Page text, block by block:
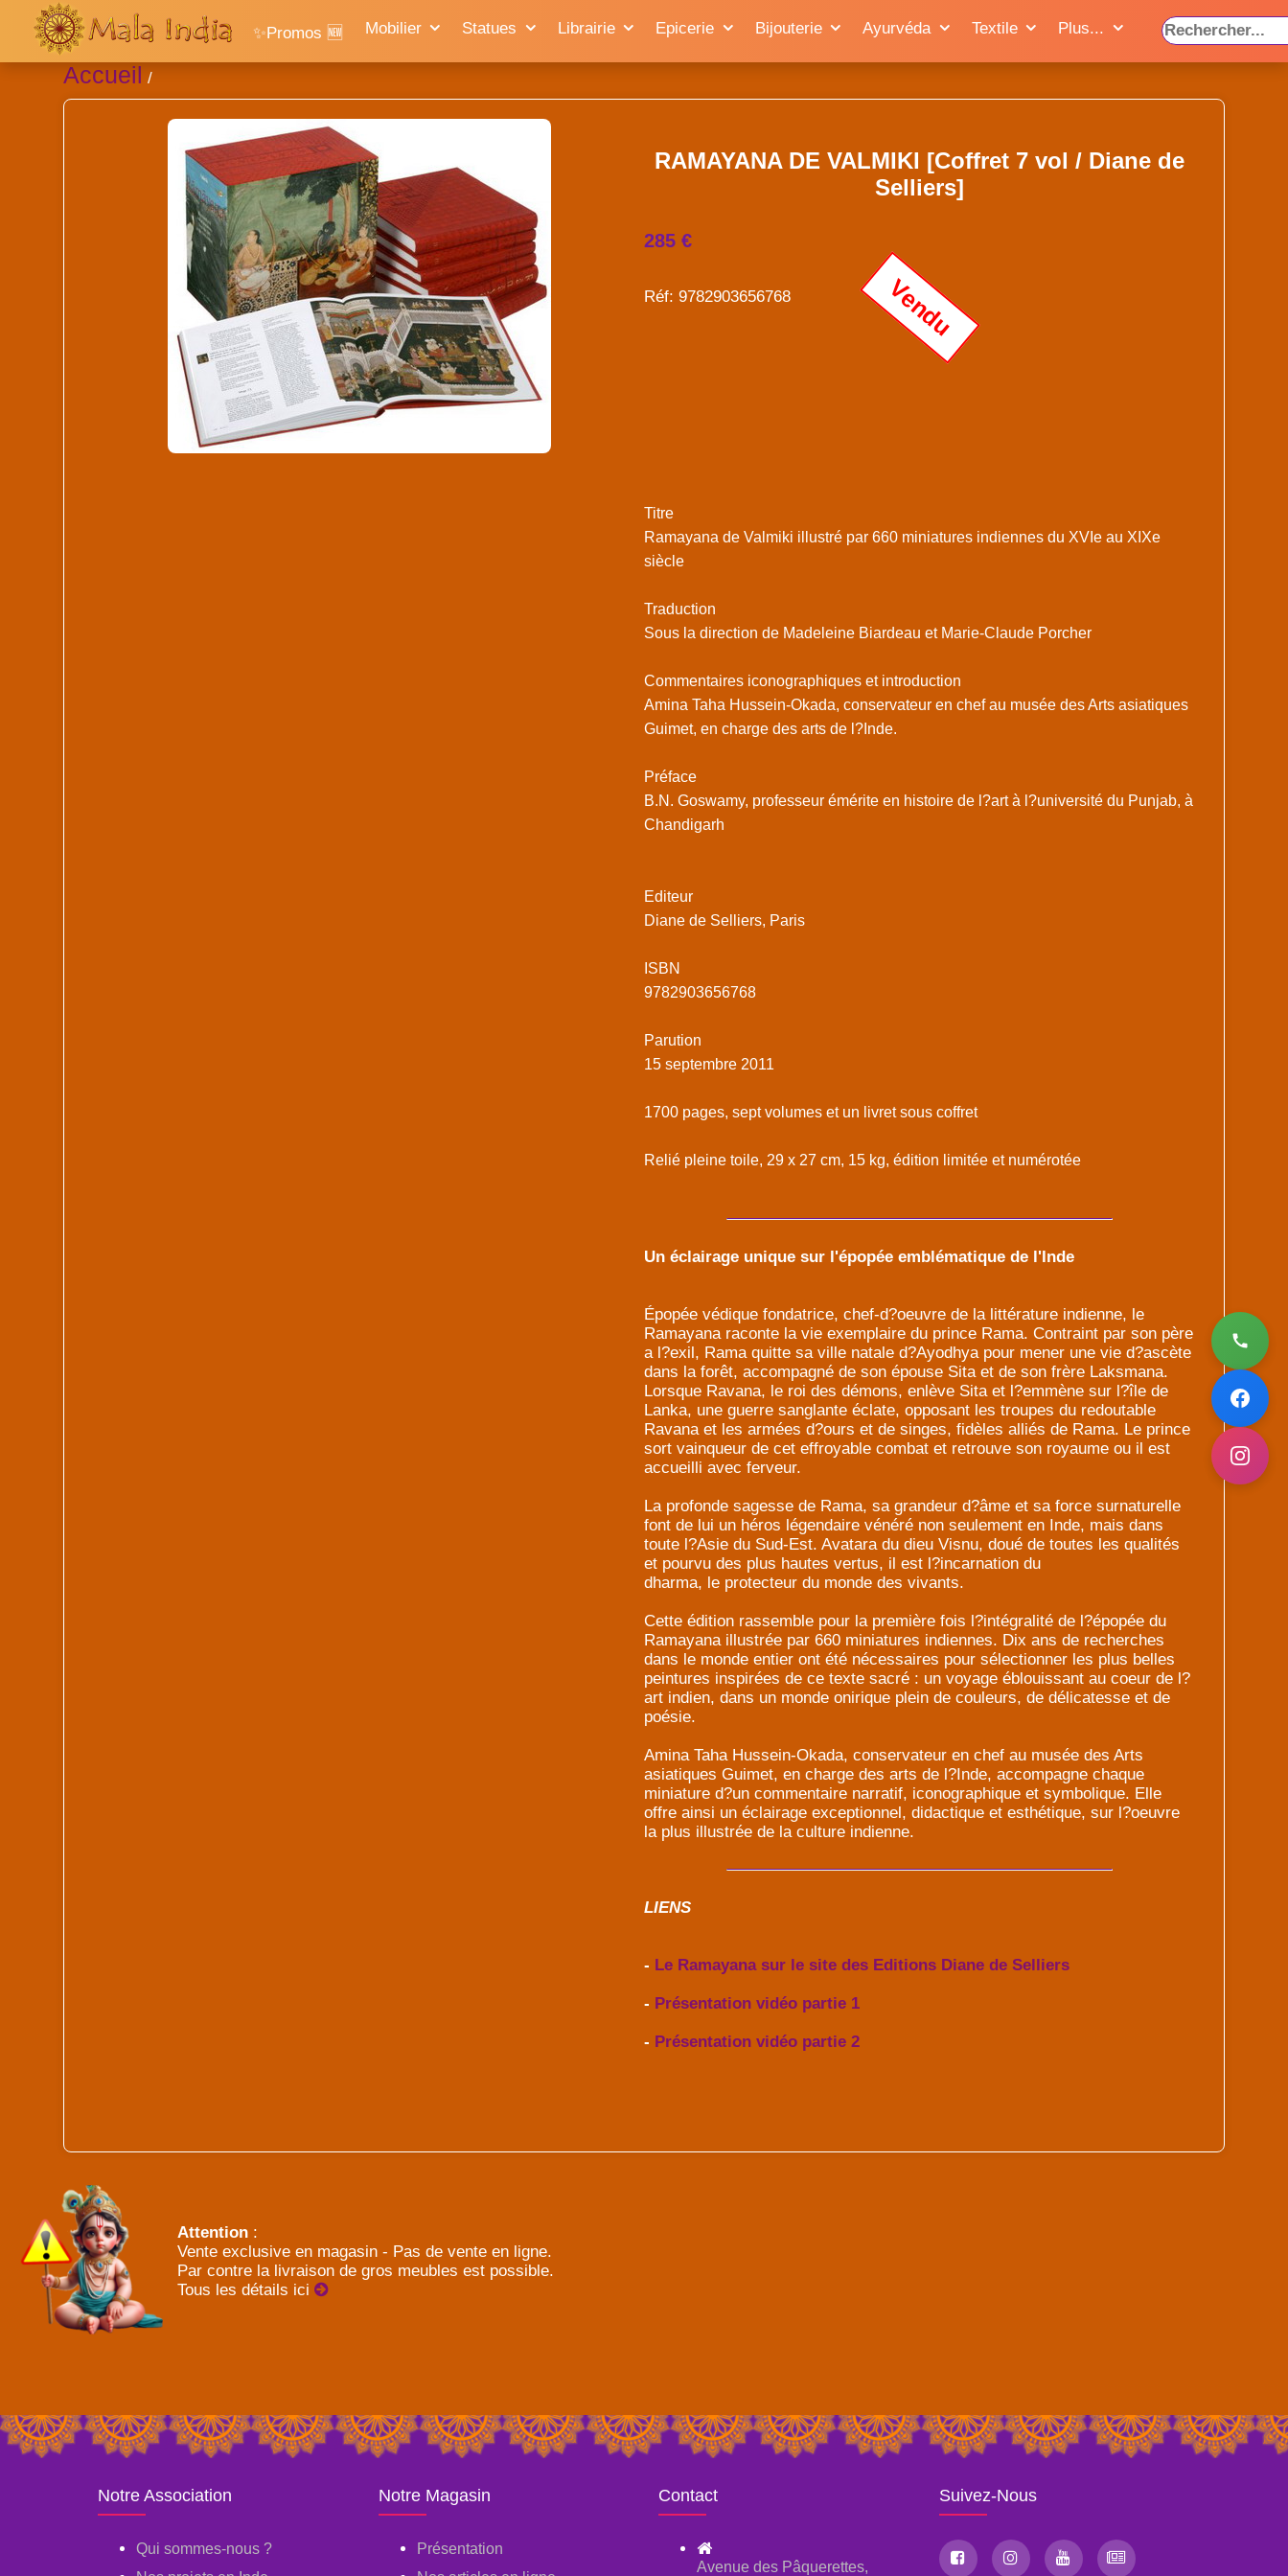
✨Promos 🆕 Mobilier Statues Librairie Epicerie Bijouterie Ayurvéda Textile Plus...
Accueil /
RAMAYANA DE VALMIKI [Coffret 7 vol / Diane de
Selliers]
285 €
Réf: 9782903656768 Vendu
Titre
Ramayana de Valmiki illustré par 660 miniatures indiennes du XVIe au XIXe
siècle
Traduction
Sous la direction de Madeleine Biardeau et Marie-Claude Porcher
Commentaires iconographiques et introduction
Amina Taha Hussein-Okada, conservateur en chef au musée des Arts asiatiques
Guimet, en charge des arts de l?Inde.
Préface
B.N. Goswamy, professeur émérite en histoire de l?art à l?université du Punjab, à
Chandigarh
Editeur
Diane de Selliers, Paris
ISBN
9782903656768
Parution
15 septembre 2011
1700 pages, sept volumes et un livret sous coffret
Relié pleine toile, 29 x 27 cm, 15 kg, édition limitée et numérotée
Un éclairage unique sur l'épopée emblématique de l'Inde
Épopée védique fondatrice, chef-d?oeuvre de la littérature indienne, le
Ramayana raconte la vie exemplaire du prince Rama. Contraint par son père
a l?exil, Rama quitte sa ville natale d?Ayodhya pour mener une vie d?ascète
dans la forêt, accompagné de son épouse Sita et de son frère Laksmana.
Lorsque Ravana, le roi des démons, enlève Sita et l?emmène sur l?île de
Lanka, une guerre sanglante éclate, opposant les troupes du redoutable
Ravana et les armées d?ours et de singes, fidèles alliés de Rama. Le prince
sort vainqueur de cet effroyable combat et retrouve son royaume ou il est
accueilli avec ferveur.
La profonde sagesse de Rama, sa grandeur d?âme et sa force surnaturelle
font de lui un héros légendaire vénéré non seulement en Inde, mais dans
toute l?Asie du Sud-Est. Avatara du dieu Visnu, doué de toutes les qualités
et pourvu des plus hautes vertus, il est l?incarnation du
dharma, le protecteur du monde des vivants.
Cette édition rassemble pour la première fois l?intégralité de l?épopée du
Ramayana illustrée par 660 miniatures indiennes. Dix ans de recherches
dans le monde entier ont été nécessaires pour sélectionner les plus belles
peintures inspirées de ce texte sacré : un voyage éblouissant au coeur de l?
art indien, dans un monde onirique plein de couleurs, de délicatesse et de
poésie.
Amina Taha Hussein-Okada, conservateur en chef au musée des Arts
asiatiques Guimet, en charge des arts de l?Inde, accompagne chaque
miniature d?un commentaire narratif, iconographique et symbolique. Elle
offre ainsi un éclairage exceptionnel, didactique et esthétique, sur l?oeuvre
la plus illustrée de la culture indienne.
LIENS
- Le Ramayana sur le site des Editions Diane de Selliers
- Présentation vidéo partie 1
- Présentation vidéo partie 2
Attention :
Vente exclusive en magasin - Pas de vente en ligne.
Par contre la livraison de gros meubles est possible.
Tous les détails ici
Notre Association
Qui sommes-nous ?
Notre Magasin
Présentation
Contact
Avenue des Pâquerettes,
Suivez-Nous